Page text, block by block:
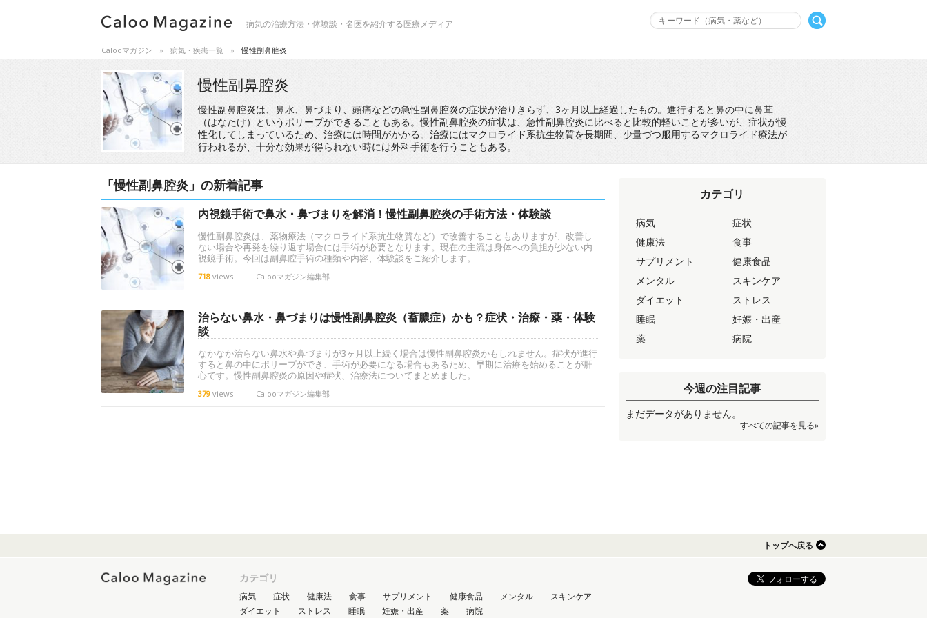
病気の治療方法・体験談・名医を紹介する医療メディア
Calooマガジン 病気・疾患一覧 慢性副鼻腔炎
慢性副鼻腔炎
慢性副鼻腔炎は、鼻水、鼻づまり、頭痛などの急性副鼻腔炎の症状が治りきらず、3ヶ月以上経過したもの。進行すると鼻の中に鼻茸
（はなたけ）というポリープができることもある。慢性副鼻腔炎の症状は、急性副鼻腔炎に比べると比較的軽いことが多いが、症状が慢
性化してしまっているため、治療には時間がかかる。治療にはマクロライド系抗生物質を長期間、少量づつ服用するマクロライド療法が
行われるが、十分な効果が得られない時には外科手術を行うこともある。
「慢性副鼻腔炎」の新着記事
内視鏡手術で鼻水・鼻づまりを解消！慢性副鼻腔炎の手術方法・体験談
慢性副鼻腔炎は、薬物療法（マクロライド系抗生物質など）で改善することもありますが、改善し
ない場合や再発を繰り返す場合には手術が必要となります。現在の主流は身体への負担が少ない内
視鏡手術。今回は副鼻腔手術の種類や内容、体験談をご紹介します。
718 views Calooマガジン編集部
治らない鼻水・鼻づまりは慢性副鼻腔炎（蓄膿症）かも？症状・治療・薬・体験
談
なかなか治らない鼻水や鼻づまりが3ヶ月以上続く場合は慢性副鼻腔炎かもしれません。症状が進行
すると鼻の中にポリープができ、手術が必要になる場合もあるため、早期に治療を始めることが肝
心です。慢性副鼻腔炎の原因や症状、治療法についてまとめました。
379 views Calooマガジン編集部
カテゴリ
病気
症状
健康法
食事
サプリメント
健康食品
メンタル
スキンケア
ダイエット
ストレス
睡眠
妊娠・出産
薬
病院
今週の注目記事
まだデータがありません。
すべての記事を見る»
トップへ戻る
カテゴリ
病気 症状 健康法 食事 サプリメント 健康食品 メンタル
スキンケア
ダイエット
ストレス 睡眠 妊娠・出産 薬 病院